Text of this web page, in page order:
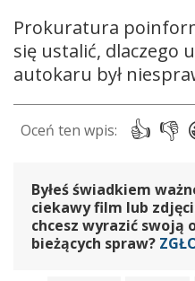
Prokuratura
się ustalić, dlaczego
autokaru był
Byłeś świadkiem
ciekawy film lub
chcesz wyrazić swoją
bieżących spraw?